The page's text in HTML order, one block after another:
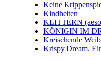
Keine
Kindheiten
KLITTERN
KÖNIGIN IM
Kreischende
Krispy Dream.